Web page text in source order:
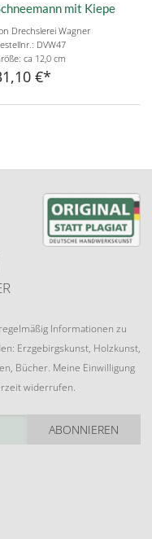
mit Kiepe
Drechslerei Wagner
DVW47
ca 12,0 cm
€
Informationen zu
Erzgebirgskunst, Holzkunst,
Bücher. Meine Einwilligung
widerrufen.
ABONNIEREN